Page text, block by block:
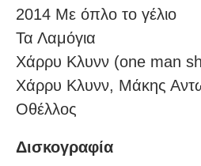
2014 Με όπλο το γέλιο
Τα Λαμόγια
Χάρρυ Κλυνν (one man
Χάρρυ Κλυνν, Μάκης
Οθέλλος
Δισκογραφία